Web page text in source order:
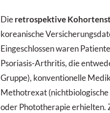
Die retrospektive
koreanische
Eingeschlossen waren
Psoriasis-Arthritis, die
Gruppe), konventionelle
Methotrexat (nichtbiologische
oder Phototherapie erhielten.